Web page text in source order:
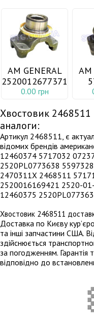
AM GENERAL
2520012677371
0.00 грн
AM
Хвостовик 2468511
аналоги:
Артикул 2468511, є
відомих брендів
12460374 5717032
2520PL0773638
2470311X 2468511
2520016169421 2520-
12460375
Хвостовик 2468511
Доставка по Києву
та інші запчастини США.
здійснюється
за погодженням. Гарантія
відповідно до